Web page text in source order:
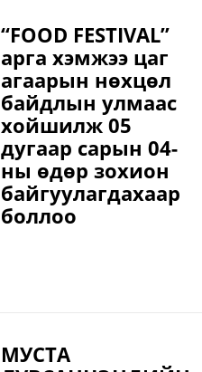
“FOOD FESTIVAL”
арга хэмжээ цаг
агаарын нөхцөл
байдлын улмаас
хойшилж 05
дугаар сарын 04-
ны өдөр зохион
байгуулагдахаар
боллоо
МУСТА